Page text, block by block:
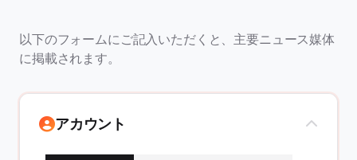
以下のフォームにご記入いただくと、主要ニュース媒体
に掲載されます。
アカウント